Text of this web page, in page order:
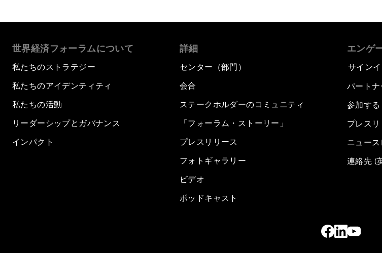
世界経済フォーラムについて
私たちのストラテジー
私たちのアイデンティティ
私たちの活動
リーダーシップとガバナンス
インパクト
詳細
センター（部門）
会合
ステークホルダーのコミュニティ
「フォーラム・ストーリー」
プレスリリース
フォトギャラリー
ビデオ
ポッドキャスト
エンゲ
サイン
パート
参加する
プレス
ニュー
連絡先 (